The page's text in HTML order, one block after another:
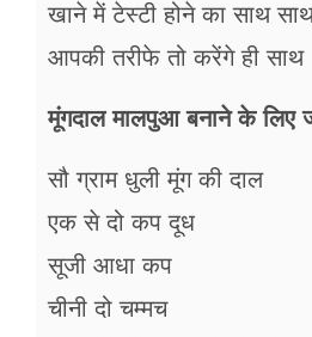
खाने में टेस्टी होने का साथ
आपकी तरीफे तो करेंगे ही साथ
मूंगदाल मालपुआ बनाने के लिए
सौ ग्राम धुली मूंग की दाल
एक से दो कप दूध
सूजी आधा कप
चीनी दो चम्मच